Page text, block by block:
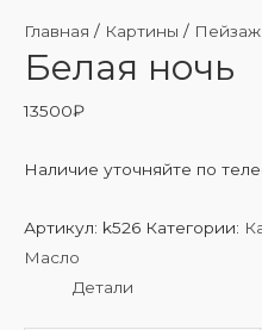
Главная / Картины / Пейзаж
Белая ночь
13500₽
Наличие уточняйте по
Артикул: k526 Категории:
Масло
Детали